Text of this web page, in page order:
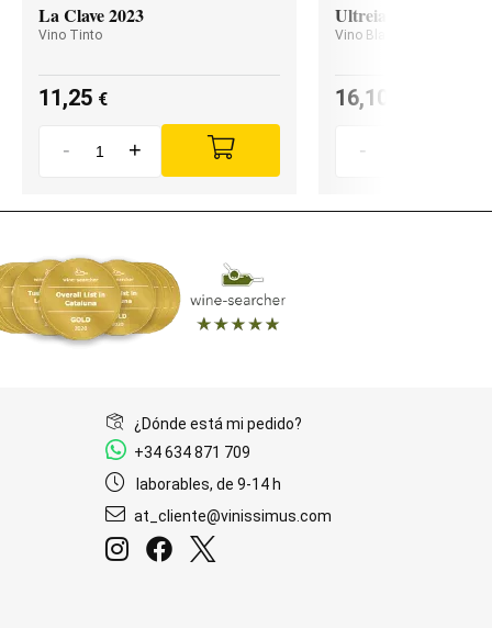
La Clave 2023
Vino Tinto
11,25 €
- +
Ultreia Godello 2024
Vino Blanco
16,10
-
¿Dónde está mi pedido?
+34 634 871 709
laborables, de 9-14 h
at_cliente@vinissimus.com